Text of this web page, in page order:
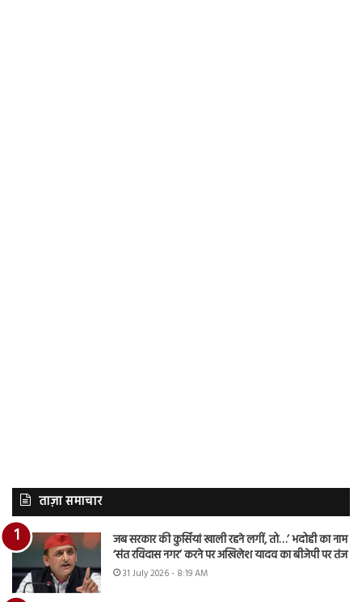
ताज़ा समाचार
जब सरकार की कुर्सियां खाली रहने लगीं, तो…’ भदोही का नाम
‘संत रविदास नगर’ करने पर अखिलेश यादव का बीजेपी पर तंज
31 July 2026 - 8:19 AM